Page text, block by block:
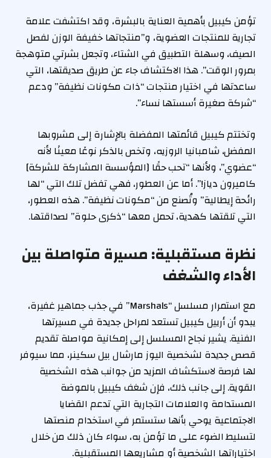
تؤمن كيبيل بأهمية العناية بالبشرة، وقد اكتشفت علامة
تجارية للمنتجات العضوية، و”منتجاتها خفيفة الوزن لفصل
الصيف، وسهلة التطبيق في الشتاء، وتجعل بشرتي متوهجة
بمرور الوقت”. هذا الاكتشاف جاء عن طريق صديقتها، التي
ساعدتها في اختيار منتجات “ذات مكونات نظيفة” ودعم
“شركة صغيرة أسستها نساء”.
وتختتم كيبيل قائمتها المفضلة بالإشارة إلى مشروبها
المفضل، شامبانيا الروزيه، وتخص بالذكر نوعًا معينًا لأنه
“عضوي”، ولأنها “تحب حقًا [المؤسسة المشاركة للشركة]
كاميرون دياز!”. أما عن العطور، فهي تفضل تلك التي “لها
رائحة إيطالية” وتُصنع من “مكونات نظيفة”. هذه العطور،
التي تلقتها كهدية، تحمل معها “ذكرى حلوة” لصداقتها.
نظرة مستقبلية: مسيرة متواصلة بين
الأداء والشغف
مع استمرار مسلسل “Marshals” في جذب جماهير غفيرة،
يبدو أن أرييل كيبيل تستعد لمراحل جديدة في مسيرتها
الفنية. يشير نجاح المسلسل إلى إمكانية مواصلة تقديم
قصص جديدة لشخصية اليوز مارشال بيل سكينر، مما سيوفر
لها فرصة لاستكشاف المزيد من جوانب هذه الشخصية
القوية. إلى جانب ذلك، فإن شغف كيبيل بالموضة
المستدامة والعلامات التجارية التي تدعم القضايا
الاجتماعية يوحي بأنها ستستمر في استخدام منصتها
لتسليط الضوء على ما تؤمن به، سواء كان ذلك من خلال
اختياراتها الشخصية أو مشاريعها المستقبلية.